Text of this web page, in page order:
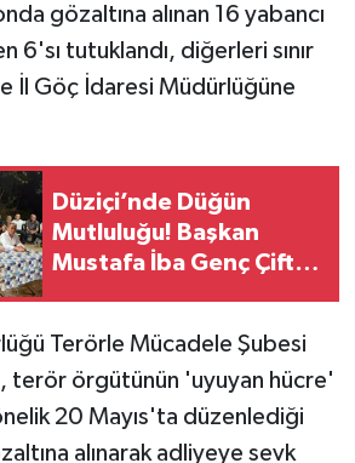
gözaltına alınan 16 yabancı
6'sı tutuklandı, diğerleri sınır
İl Göç İdaresi Müdürlüğüne
Düziçi’nde Düğün
Mutluluğu! Başkan
Mustafa İba Genç Çifti
Terörle Mücadele Şubesi
terör örgütünün 'uyuyan hücre'
20 Mayıs'ta düzenlediği
alınarak adliyeye sevk